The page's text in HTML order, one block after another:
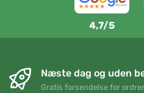
4,7/5
Næste dag og uden
Gratis forsendelse for